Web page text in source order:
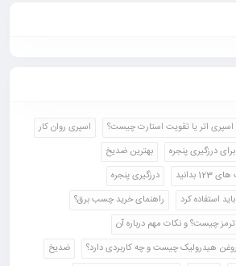
اسپری اتر یا تقویت استارت چیست؟
اسپری روان کار
درزگیری پنجره
بهترین ضدیخ
درزگیری پنجره
استفاده کرد
راهنمای خرید چسب برق؟
چیست؟ و نکات مهم درباره آن
روغن هیدرولیک چیست و چه کاربردی دارد؟
ضدیخ